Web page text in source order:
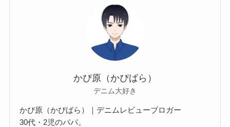
かぴ原（かぴばら）
デニム大好き
かぴ原（かぴばら）｜デニムレビューブロガー
30代・2児のパパ。